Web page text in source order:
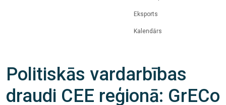
Eksports
Kalendārs
Politiskās vardarbības
draudi CEE reģionā: GrECo